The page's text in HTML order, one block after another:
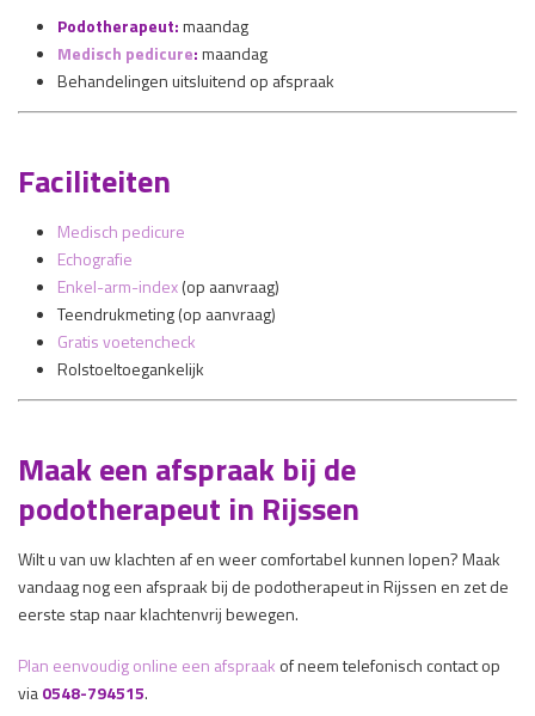
Podotherapeut:maandag
Medisch pedicure:maandag
Behandelingen uitsluitend op afspraak
Faciliteiten
Medisch pedicure
Echografie
Enkel-arm-index(op aanvraag)
Teendrukmeting (op aanvraag)
Gratis voetencheck
Rolstoeltoegankelijk
Maak een afspraak bij de
podotherapeut in Rijssen
Wilt u van uw klachten af en weer comfortabel kunnen lopen? Maak
vandaag nog een afspraak bij de podotherapeut in Rijssen en zet de
eerste stap naar klachtenvrij bewegen.
Plan eenvoudig online een afspraak of neem telefonisch contact op
via0548-794515.